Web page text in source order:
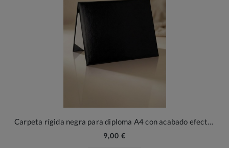
Carpeta rígida negra para diploma A4 con acabado efecto piel
9,00 €